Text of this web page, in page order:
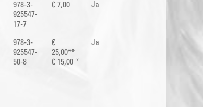
978-3-
925547-
17-7
€ 7,00 Ja
978-3-
925547-
50-8
€
25,00**
€ 15,00 *
Ja